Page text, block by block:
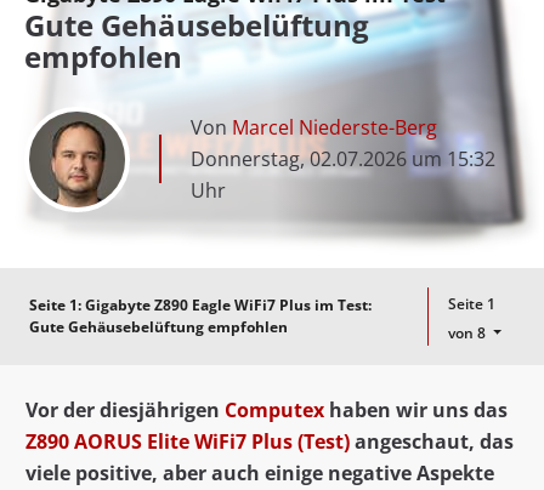
Gute Gehäusebelüftung
empfohlen
Von Marcel Niederste-Berg
Donnerstag, 02.07.2026 um 15:32
Uhr
Seite 1:Gigabyte Z890 Eagle WiFi7 Plus im Test:
Gute Gehäusebelüftung empfohlen
Seite 1
von 8
Vor der diesjährigen Computex haben wir uns das
Z890 AORUS Elite WiFi7 Plus (Test)angeschaut, das
viele positive, aber auch einige negative Aspekte